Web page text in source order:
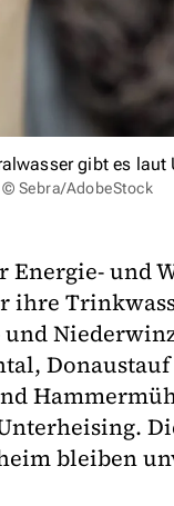
gibt es
Sebra/AdobeStock
Energie- und
ihre
und
bleiben